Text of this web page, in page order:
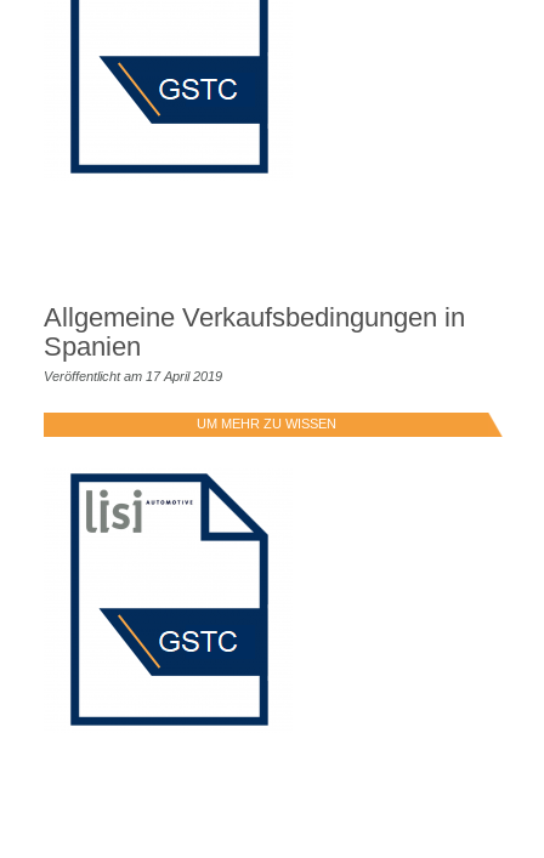
Allgemeine Verkaufsbedingungen in
Spanien
Veröffentlicht am 17 April 2019
UM MEHR ZU WISSEN